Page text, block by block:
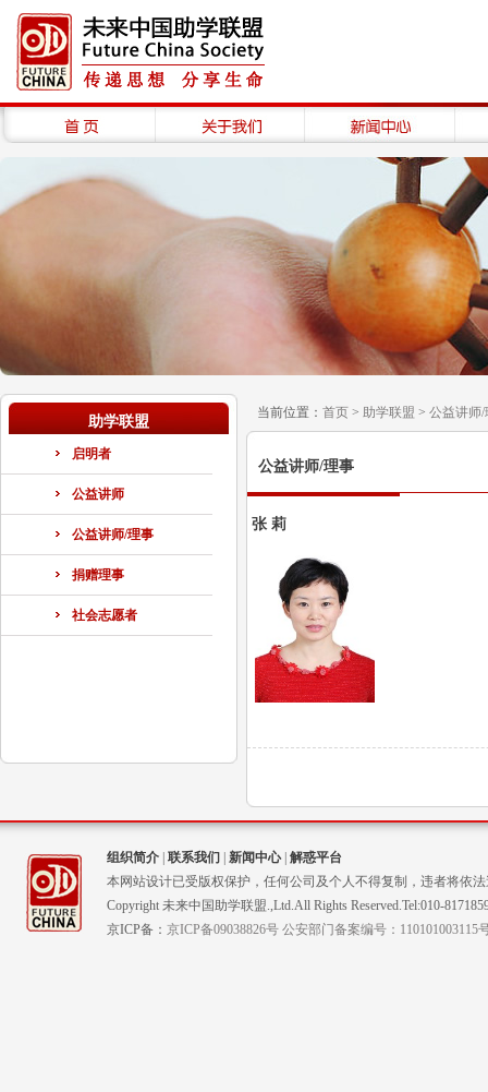
助学联盟
启明者
公益讲师
公益讲师/理事
捐赠理事
社会志愿者
当前位置： 首页 > 助学联盟 > 公益讲师/
公益讲师/理事
张 莉
组织简介 联系我们 新闻中心| 解惑平台
本网站设计已受版权保护，任何公司及个人不得复制，违者将依
Copyright 未来中国助学联盟.,Ltd.All Rights Reserved.Tel:010-
京ICP备： 京ICP备09038826号 公安部门备案编号：110101003115